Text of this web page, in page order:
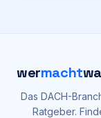
wermacht
Das DACH-
Ratgeber.